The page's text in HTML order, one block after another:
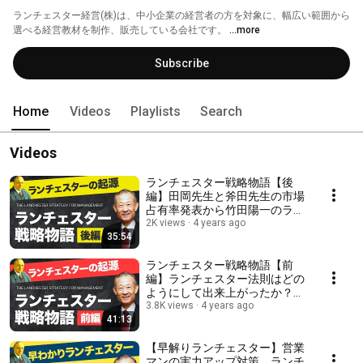
ランチェスター経営(株)は、中小企業の経営者の方を対象に、幅広い範囲から
選べる経営教材を制作、販売している会社です。 ...more
Subscribe
Home Videos Playlists Search
Videos
35:54
ランチェスター戦略物語【後
編】田岡先生と斧田先生の市場
占有率発表から竹田陽一のラン
チェスター法則との出会い・創
2K views 4 years ago
41:13
ランチェスター戦略物語【前
編】ランチェスター法則はどの
ようにして出来上がったか？
Ｆ・Ｗ・ランチェスター先生の
3.8K views 4 years ago
【早解りランチェスター】営業